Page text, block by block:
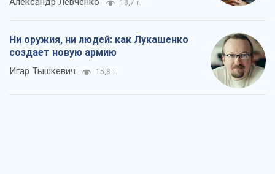
18,7 т.
Ни оружия, ни людей: как Лукашенко
создает новую армию
Игар Тышкевич 15,8 т.